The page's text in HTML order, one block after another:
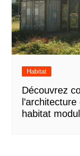
Habitat
Découvrez
habitat